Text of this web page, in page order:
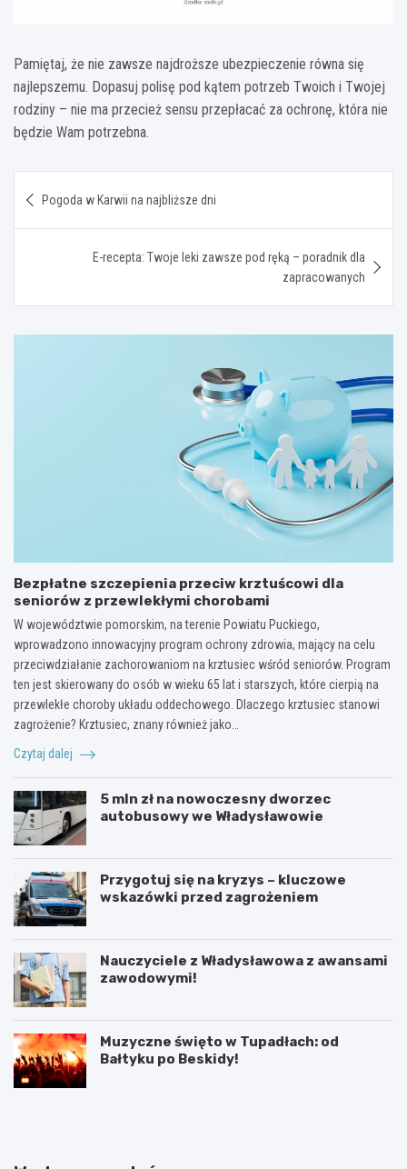
Pamiętaj, że nie zawsze najdroższe ubezpieczenie równa się
najlepszemu. Dopasuj polisę pod kątem potrzeb Twoich i Twojej
rodziny – nie ma przecież sensu przepłacać za ochronę, która nie
będzie Wam potrzebna.
wpisu
Pogoda w Karwii na najbliższe dni
E-recepta: Twoje leki zawsze pod ręką – poradnik dla
zapracowanych
Bezpłatne szczepienia przeciw krztuścowi dla
seniorów z przewlekłymi chorobami
W województwie pomorskim, na terenie Powiatu Puckiego,
wprowadzono innowacyjny program ochrony zdrowia, mający na celu
przeciwdziałanie zachorowaniom na krztusiec wśród seniorów. Program
ten jest skierowany do osób w wieku 65 lat i starszych, które cierpią na
przewlekłe choroby układu oddechowego. Dlaczego krztusiec stanowi
zagrożenie? Krztusiec, znany również jako…
Czytaj dalej
5 mln zł na nowoczesny dworzec
autobusowy we Władysławowie
Przygotuj się na kryzys – kluczowe
wskazówki przed zagrożeniem
Nauczyciele z Władysławowa z awansami
zawodowymi!
Muzyczne święto w Tupadłach: od
Bałtyku po Beskidy!
O
M